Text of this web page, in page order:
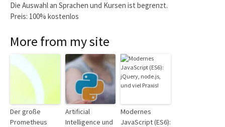
Die Auswahl an Sprachen und Kursen ist begrenzt.
Preis: 100% kostenlos
More from my site
Der große
Prometheus
Artificial
Intelligence und
Modernes
JavaScript (ES6):